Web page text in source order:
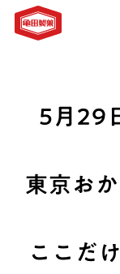
5月29
東京お
ここだ